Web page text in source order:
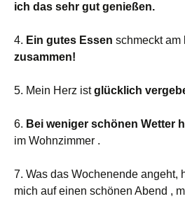
ich das sehr gut genießen.
4. Ein gutes Essen schmeckt am
zusammen!
5. Mein Herz istglücklich
6. Bei weniger schönen Wetter
im Wohnzimmer .
7. Was das Wochenende angeht,
mich auf einen schönen Abend ,